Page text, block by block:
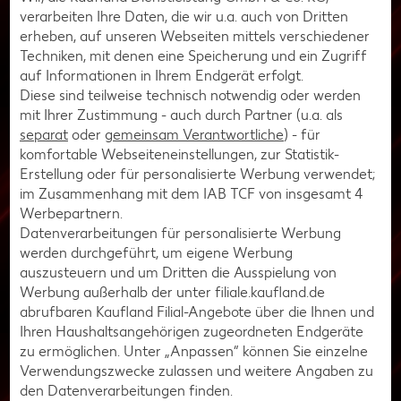
4K-Modelle mit hohen Bildwiederholraten sind nach
oben keine Grenzen gesetzt
3. Gaming-Stuhl
Standard-Gaming-Stuhl: 100 bis 300 Euro
Premium-Gaming-Stuhl: 300 bis 1.000 Euro,
Spitzenmodelle oftmals mehr
4. Schreibtisch
Standard-Gaming-Schreibtisch: 100 bis 300 Euro
Ergonomischer / Großer Schreibtisch: 300 bis 800 Euro,
je nach Material noch teurer
5. Peripheriegeräte
Gaming-Maus: 50 bis 150 Euro
Gaming-Tastatur: 70 bis 200 Euro
Headset: 50 bis 300 Euro
Controller: 60 bis 200 Euro für spezielle Modelle
verarbeiten Ihre Daten, die wir u.a. auch von Dritten
erheben, auf unseren Webseiten mittels verschiedener
Techniken, mit denen eine Speicherung und ein Zugriff
auf Informationen in Ihrem Endgerät erfolgt.
Diese sind teilweise technisch notwendig oder werden
mit Ihrer Zustimmung - auch durch Partner (u.a. als
separat oder gemeinsam Verantwortliche) - für
komfortable Webseiteneinstellungen, zur Statistik-
Erstellung oder für personalisierte Werbung verwendet;
im Zusammenhang mit dem IAB TCF von insgesamt 4
Werbepartnern.
Datenverarbeitungen für personalisierte Werbung
werden durchgeführt, um eigene Werbung
auszusteuern und um Dritten die Ausspielung von
Werbung außerhalb der unter filiale.kaufland.de
abrufbaren Kaufland Filial-Angebote über die Ihnen und
Ihren Haushaltsangehörigen zugeordneten Endgeräte
zu ermöglichen. Unter „Anpassen“ können Sie einzelne
Verwendungszwecke zulassen und weitere Angaben zu
den Datenverarbeitungen finden.